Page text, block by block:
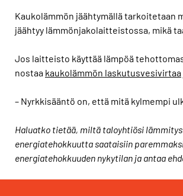
Kaukolämmön jäähtymällä tarkoitetaan
jäähtyy lämmönjakolaitteistossa, mikä
Jos laitteisto käyttää lämpöä
nostaa kaukolämmön laskutusvesivirtaa
– Nyrkkisääntö on, että mitä kylmempi
Haluatko tietää, miltä taloyhtiösi
energiatehokkuutta saataisiin
energiatehokkuuden nykytilan ja antaa